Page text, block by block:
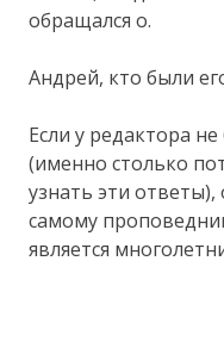
обращался о.
Андрей, кто были
Если у редактора
(именно столько
узнать эти
самому
является